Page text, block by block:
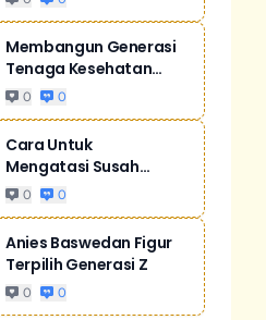
Membangun Generasi
Tenaga Kesehatan
Unggul Dan Men...
0 0
Cara Untuk
Mengatasi Susah
Tidur Akibat Stres
0 0
Anies Baswedan Figur
Terpilih Generasi Z
0 0